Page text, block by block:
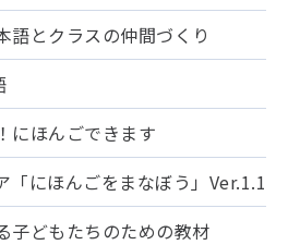
語とクラスの仲間づくり
にほんごできます
「にほんごをまなぼう」Ver.1.1
子どもたちのための教材